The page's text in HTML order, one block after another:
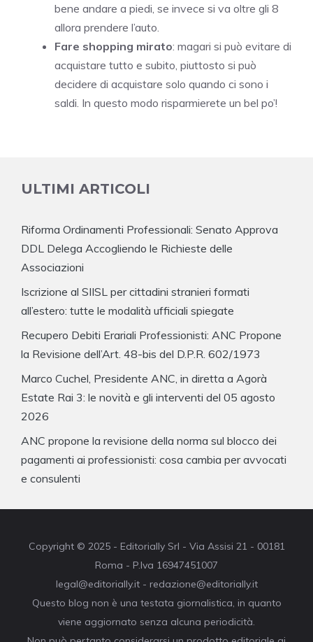
bene andare a piedi, se invece si va oltre gli 8
allora prendere l’auto.
Fare shopping mirato: magari si può evitare di
acquistare tutto e subito, piuttosto si può
decidere di acquistare solo quando ci sono i
saldi. In questo modo risparmierete un bel po’!
ULTIMI ARTICOLI
Riforma Ordinamenti Professionali: Senato Approva
DDL Delega Accogliendo le Richieste delle
Associazioni
Iscrizione al SIISL per cittadini stranieri formati
all’estero: tutte le modalità ufficiali spiegate
Recupero Debiti Erariali Professionisti: ANC Propone
la Revisione dell’Art. 48-bis del D.P.R. 602/1973
Marco Cuchel, Presidente ANC, in diretta a Agorà
Estate Rai 3: le novità e gli interventi del 05 agosto
2026
ANC propone la revisione della norma sul blocco dei
pagamenti ai professionisti: cosa cambia per avvocati
e consulenti
Copyright © 2025 - Editorially Srl - Via Assisi 21 - 00181
Roma - P.Iva 16947451007
legal@editorially.it - redazione@editorially.it
Questo blog non è una testata giornalistica, in quanto
viene aggiornato senza alcuna periodicità.